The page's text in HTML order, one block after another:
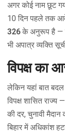
अगर कोई नाम छूट
10 दिन पहले तक
326 के अनुरूप है —
भी अपात्र व्यक्ति
विपक्ष का
लेकिन यहां बात
विपक्ष शासित
की दर, चुनावी
बिहार में अधिकांश